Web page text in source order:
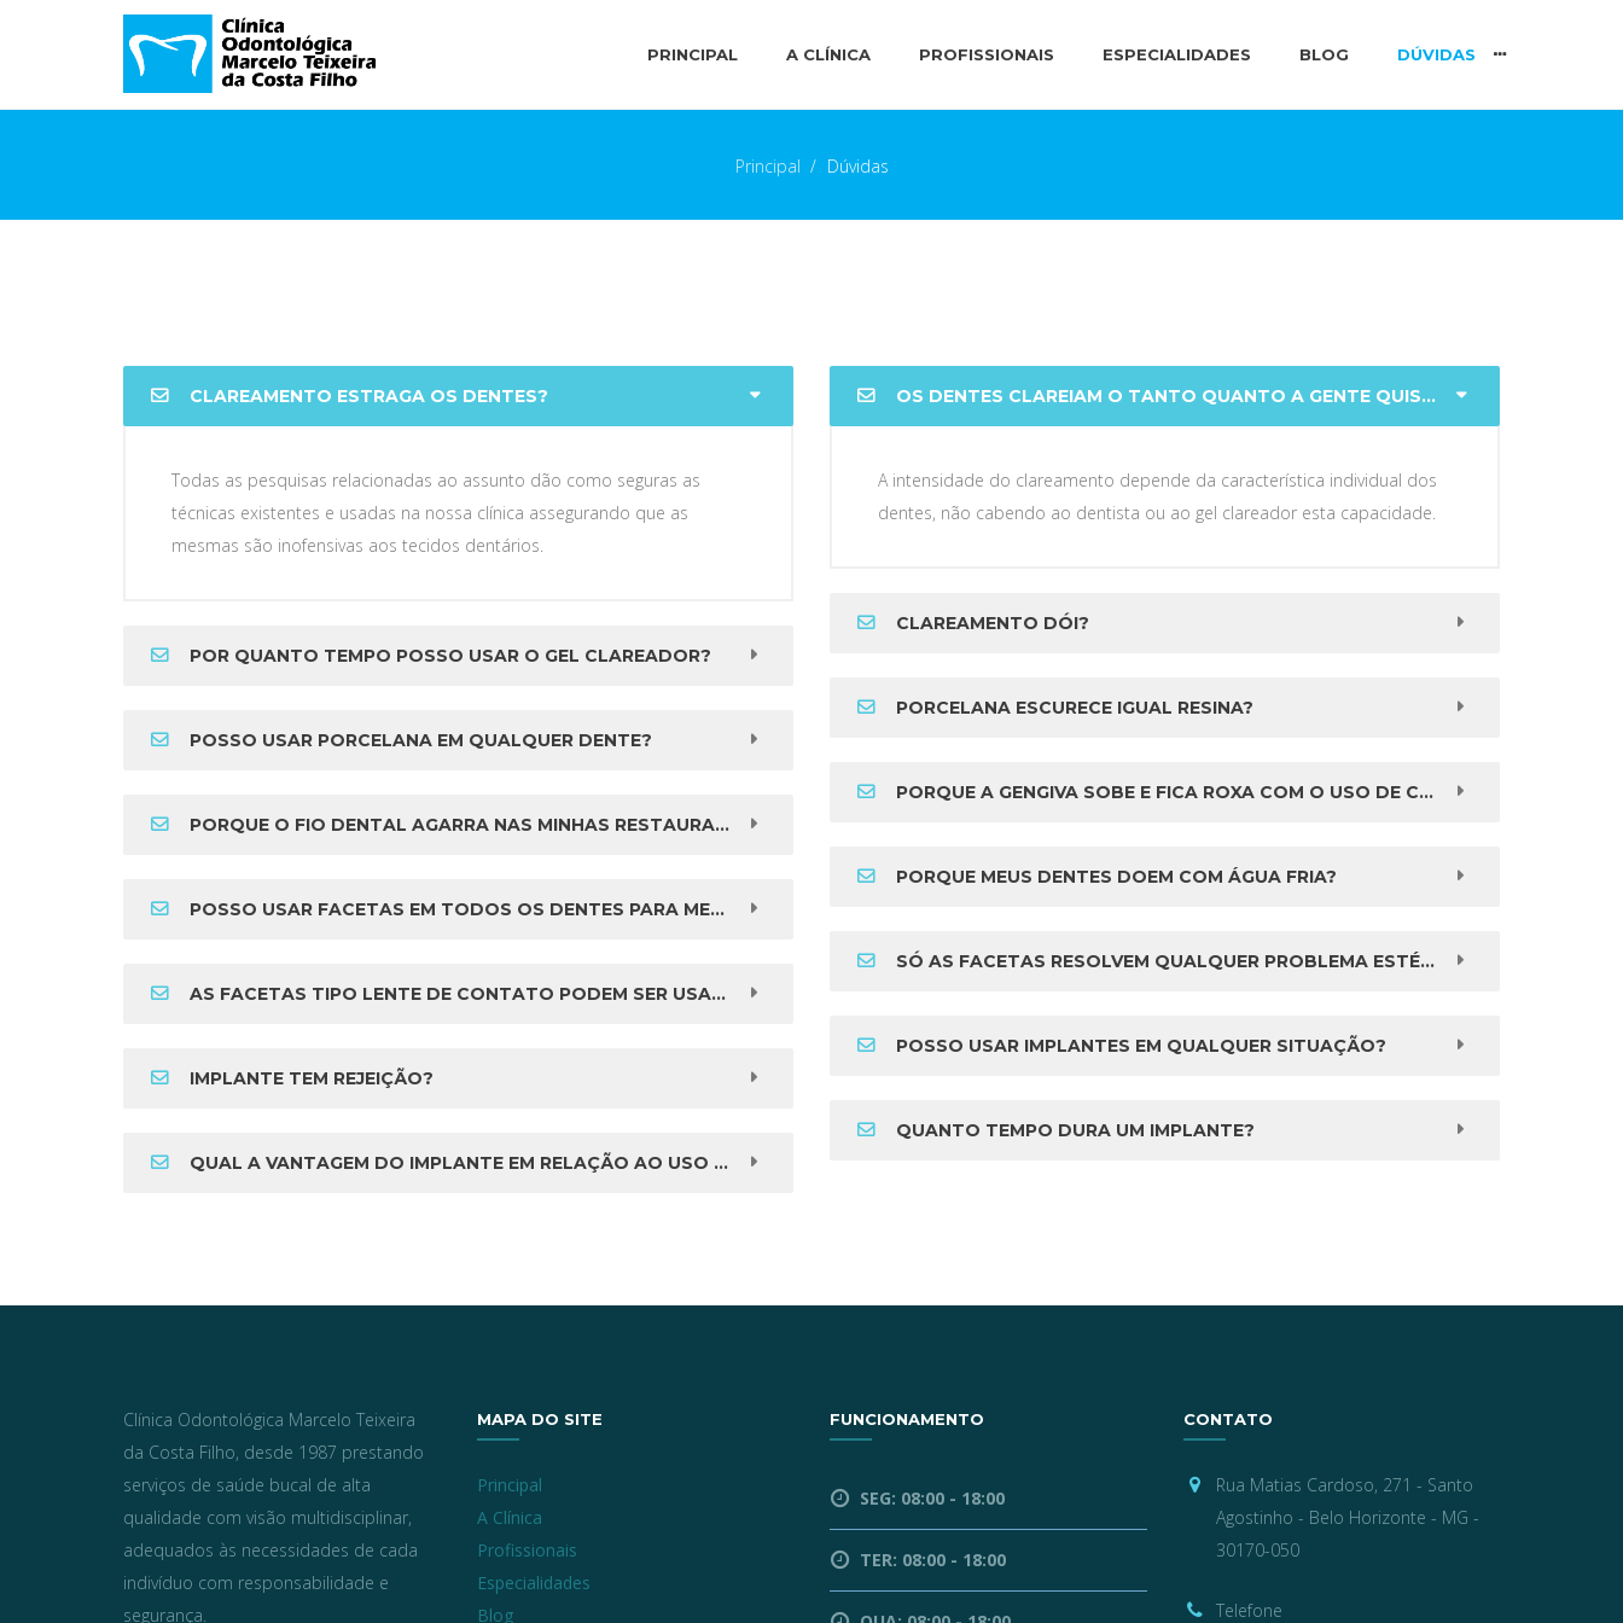
PRINCIPAL A CLÍNICA PROFISSIONAIS ESPECIALIDADES BLOG DÚVIDAS
Principal Dúvidas
CLAREAMENTO ESTRAGA OS DENTES?
Todas as pesquisas relacionadas ao assunto dão como seguras as
técnicas existentes e usadas na nossa clínica assegurando que as
mesmas são inofensivas aos tecidos dentários.
POR QUANTO TEMPO POSSO USAR O GEL CLAREADOR?
POSSO USAR PORCELANA EM QUALQUER DENTE?
PORQUE O FIO DENTAL AGARRA NAS MINHAS RESTAURAÇÕES?
POSSO USAR FACETAS EM TODOS OS DENTES PARA MELHORAR MEU SORRISO?
AS FACETAS TIPO LENTE DE CONTATO PODEM SER USADAS EM QUALQUER CASO?
IMPLANTE TEM REJEIÇÃO?
QUAL A VANTAGEM DO IMPLANTE EM RELAÇÃO AO USO DE UMA PONTE FIXA OU VICE VERA?
OS DENTES CLAREIAM O TANTO QUANTO A GENTE QUISER?
A intensidade do clareamento depende da característica individual dos
dentes, não cabendo ao dentista ou ao gel clareador esta capacidade.
CLAREAMENTO DÓI?
PORCELANA ESCURECE IGUAL RESINA?
PORQUE A GENGIVA SOBE E FICA ROXA COM O USO DE COROAS?
PORQUE MEUS DENTES DOEM COM ÁGUA FRIA?
SÓ AS FACETAS RESOLVEM QUALQUER PROBLEMA ESTÉTICO?
POSSO USAR IMPLANTES EM QUALQUER SITUAÇÃO?
QUANTO TEMPO DURA UM IMPLANTE?
Clínica Odontológica Marcelo Teixeira
da Costa Filho, desde 1987 prestando
serviços de saúde bucal de alta
qualidade com visão multidisciplinar,
adequados às necessidades de cada
indivíduo com responsabilidade e
segurança.
MAPA DO SITE
Principal
A Clínica
Profissionais
Especialidades
Blog
FUNCIONAMENTO
SEG: 08:00 - 18:00
TER: 08:00 - 18:00
CONTATO
Rua Matias Cardoso, 271 - Santo
Agostinho - Belo Horizonte - MG -
30170-050
Telefone